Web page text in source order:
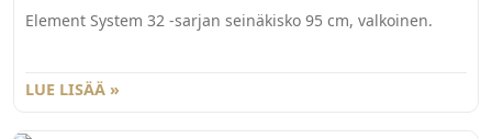
Element System 32 -sarjan seinäkisko 95 cm, valkoinen.
LUE LISÄÄ »